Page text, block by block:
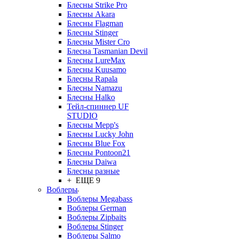
Блесны Strike Pro
Блесны Akara
Блесны Flagman
Блесны Stinger
Блесны Mister Cro
Блесна Tasmanian Devil
Блесны LureMax
Блесны Kuusamo
Блесны Rapala
Блесны Namazu
Блесны Halko
Тейл-спиннер UF
STUDIO
Блесны Mepp's
Блесны Lucky John
Блесны Blue Fox
Блесны Pontoon21
Блесны Daiwa
Блесны разные
+ ЕЩЕ 9
Воблеры
Воблеры Megabass
Воблеры German
Воблеры Zipbaits
Воблеры Stinger
Воблеры Salmo